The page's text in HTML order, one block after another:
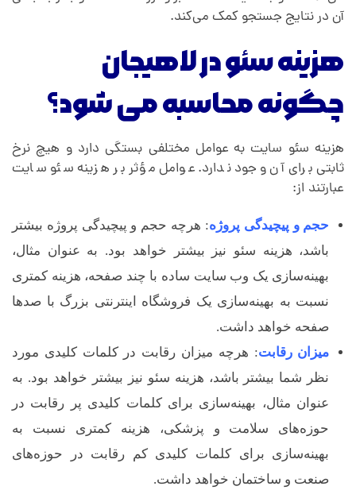
آن در نتایج جستجو کمک می‌کند.
هزینه سئو در لاهیجان
چگونه محاسبه می شود؟
هزینه سئو سایت به عوامل مختلفی بستگی دارد و هیچ نرخ
ثابتی برای آن وجود ندارد. عوامل مؤثر بر هزینه سئو سایت
عبارتند از:
حجم و پیچیدگی پروژه: هرچه حجم و پیچیدگی پروژه بیشتر
باشد، هزینه سئو نیز بیشتر خواهد بود. به عنوان مثال،
بهینه‌سازی یک وب سایت ساده با چند صفحه، هزینه کمتری
نسبت به بهینه‌سازی یک فروشگاه اینترنتی بزرگ با صدها
صفحه خواهد داشت.
میزان رقابت: هرچه میزان رقابت در کلمات کلیدی مورد
نظر شما بیشتر باشد، هزینه سئو نیز بیشتر خواهد بود. به
عنوان مثال، بهینه‌سازی برای کلمات کلیدی پر رقابت در
حوزه‌های سلامت و پزشکی، هزینه کمتری نسبت به
بهینه‌سازی برای کلمات کلیدی کم رقابت در حوزه‌های
صنعت و ساختمان خواهد داشت.